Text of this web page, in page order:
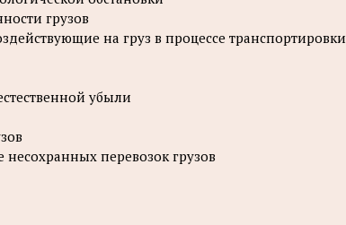
грузов
на груз в процессе транспортировки
убыли
перевозок грузов